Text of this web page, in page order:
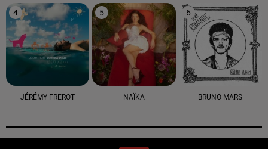
4
JÉRÉMY FREROT
5
NAÏKA
6
BRUNO MARS